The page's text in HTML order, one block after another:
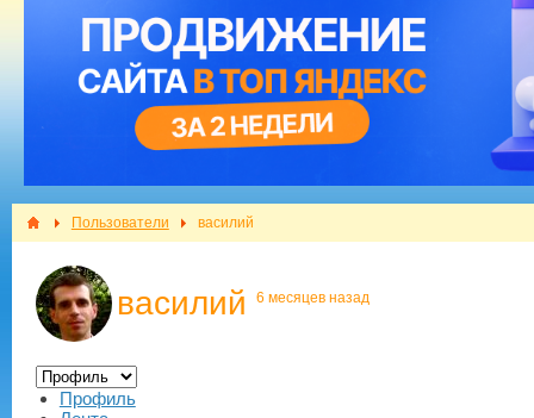
Пользователи василий
василий 6 месяцев назад
Профиль